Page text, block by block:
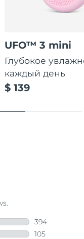
UFO™ 3 mini
Глубокое
каждый день
$ 139